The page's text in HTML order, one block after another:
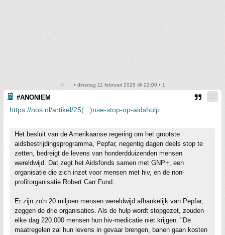
• dinsdag 11 februari 2025 @ 22:00 • 1
#ANONIEM
https://nos.nl/artikel/25(...)nse-stop-op-aidshulp
Het besluit van de Amerikaanse regering om het grootste
aidsbestrijdingsprogramma, Pepfar, negentig dagen deels stop te
zetten, bedreigt de levens van honderdduizenden mensen
wereldwijd. Dat zegt het Aidsfonds samen met GNP+, een
organisatie die zich inzet voor mensen met hiv, en de non-
profitorganisatie Robert Carr Fund.
Er zijn zo'n 20 miljoen mensen wereldwijd afhankelijk van Pepfar,
zeggen de drie organisaties. Als de hulp wordt stopgezet, zouden
elke dag 220.000 mensen hun hiv-medicatie niet krijgen. "De
maatregelen zal hun levens in gevaar brengen, banen gaan kosten